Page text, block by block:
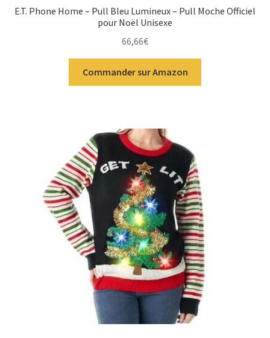
E.T. Phone Home – Pull Bleu Lumineux – Pull Moche Officiel
pour Noël Unisexe
66,66€
Commander sur Amazon